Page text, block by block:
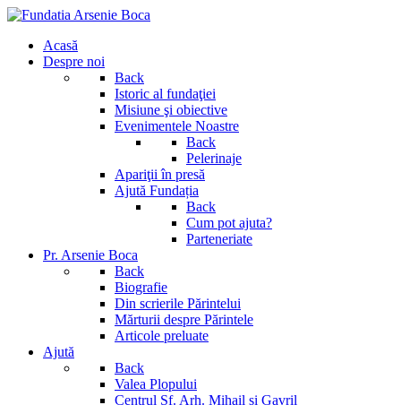
Acasă
Despre noi
Back
Istoric al fundaţiei
Misiune şi obiective
Evenimentele Noastre
Back
Pelerinaje
Apariţii în presă
Ajută Fundația
Back
Cum pot ajuta?
Parteneriate
Pr. Arsenie Boca
Back
Biografie
Din scrierile Părintelui
Mărturii despre Părintele
Articole preluate
Ajută
Back
Valea Plopului
Centrul Sf. Arh. Mihail si Gavril